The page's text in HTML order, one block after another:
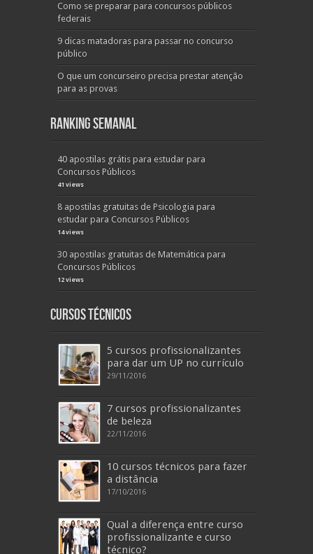
Como se preparar para concursos públicos
federais
9 dicas matadoras para passar no concurso
público
O que um concurseiro precisa prestar atenção
para as provas
Ranking Semanal
40 apostilas grátis para estudar para
Concursos Públicos
41 views
8 apostilas gratuitas de Psicologia para
estudar para Concursos Públicos
14 views
30 apostilas gratuitas de Matemática para
Concursos Públicos
12 views
Cursos Técnicos
5 cursos profissionalizantes
para dar um UP no currículo
29/11/2016
7 cursos profissionalizantes
de beleza
22/11/2016
10 cursos técnicos para fazer
a distância
17/10/2016
Qual a diferença entre curso
profissionalizante e curso
técnico?